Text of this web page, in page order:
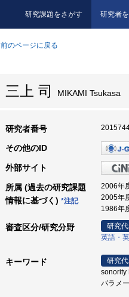
研究課題をさがす 研究者
前のページに戻る
三上 司 MIKAMI Tsukasa
研究者番号
その他のID
外部サイト
所属 (過去の研究課題
情報に基づく) *注記
2006年
2005年
1986年
審査区分/研究分野
研究
英語・
キーワード
研究
sonority
パラメ